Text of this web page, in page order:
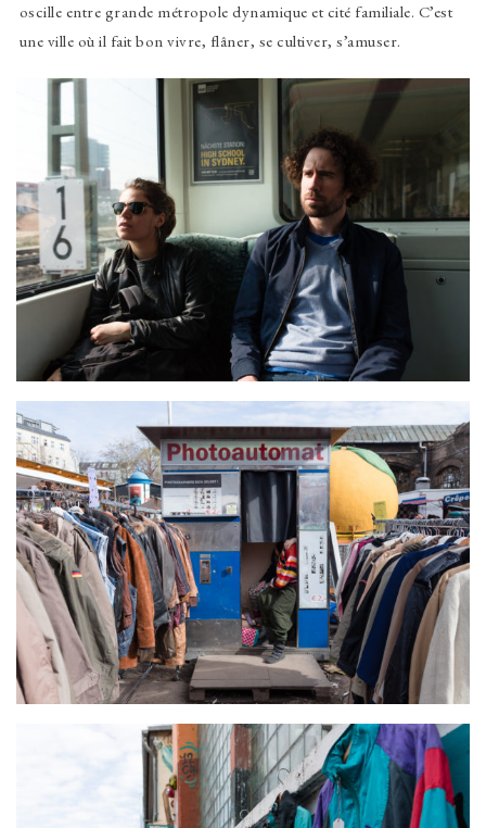
oscille entre grande métropole dynamique et cité familiale. C’est
une ville où il fait bon vivre, flâner, se cultiver, s’amuser.